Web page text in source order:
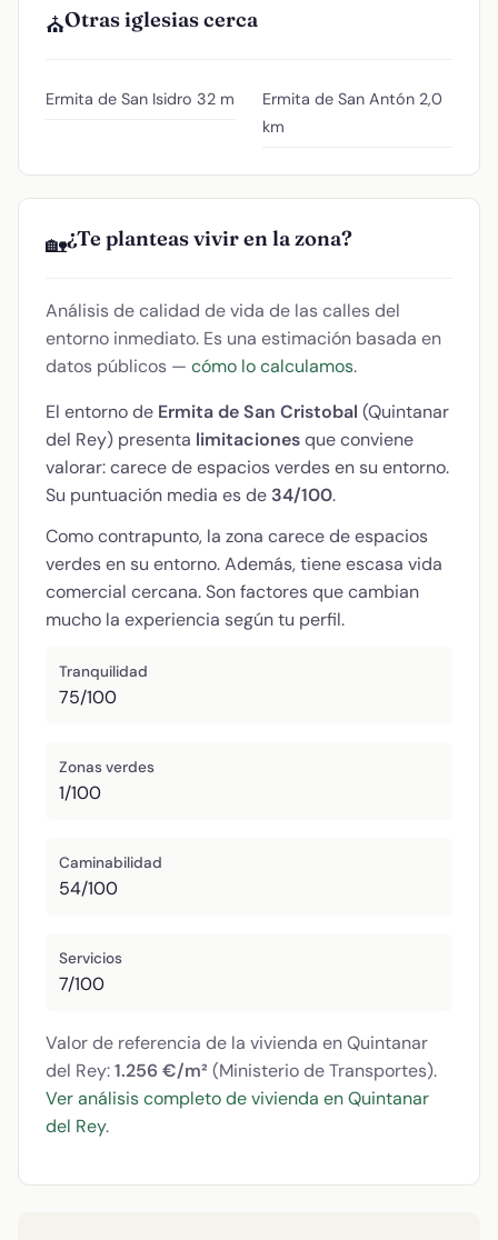
⛪Otras iglesias cerca
Ermita de San Isidro 32 m Ermita de San Antón 2,0
km
🏡¿Te planteas vivir en la zona?
Análisis de calidad de vida de las calles del
entorno inmediato. Es una estimación basada en
datos públicos — cómo lo calculamos.
El entorno de Ermita de San Cristobal (Quintanar
del Rey) presenta limitacionesque conviene
valorar: carece de espacios verdes en su entorno.
Su puntuación media es de 34/100.
Como contrapunto, la zona carece de espacios
verdes en su entorno. Además, tiene escasa vida
comercial cercana. Son factores que cambian
mucho la experiencia según tu perfil.
Tranquilidad
75/100
Zonas verdes
1/100
Caminabilidad
54/100
Servicios
7/100
Valor de referencia de la vivienda en Quintanar
del Rey:1.256 €/m² (Ministerio de Transportes).
Ver análisis completo de vivienda en Quintanar
del Rey.